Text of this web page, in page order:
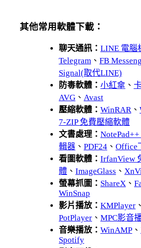
其他常用軟體下載：
聊天通訊： LINE 電腦
Telegram 、 FB
Signal(取代LINE)
防毒軟體： 小紅傘 、
AVG 、 Avast
壓縮軟體： WinRAR、
7-ZIP 免費壓縮軟體
文書處理：
輯器 、 PDF24 、 Office
看圖軟體： IrfanView
體 、 ImageGlass 、
螢幕抓圖： ShareX 、
WinSnap
影片播放： KMPlayer 、
PotPlayer 、 MPC影音
音樂播放： WinAMP 、
Spotify